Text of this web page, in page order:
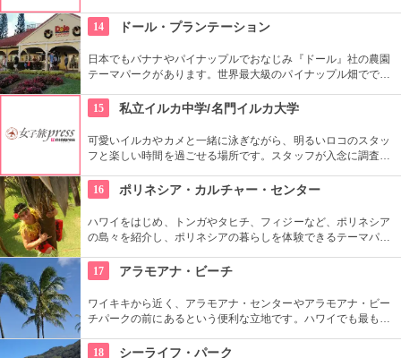
芝生エリアで無料のヨガレッスンも行っているので、初心者は
コチラもぜひ。
14 ドール・プランテーション
日本でもバナナやパイナップルでおなじみ『ドール』社の農園
テーマパークがあります。世界最大級のパイナップル畑ででき
めるアトラクションがあります。カワイイお土産もいっぱい。
15 私立イルカ中学/名門イルカ大学
可愛いイルカやカメと一緒に泳ぎながら、明るいロコのスタッ
フと楽しい時間を過ごせる場所です。スタッフが入念に調査す
やフラなどの“授業”もあります。“卒業”時の達成感は一緒の思い
出になりそうですね。
16 ポリネシア・カルチャー・センター
ハワイをはじめ、トンガやタヒチ、フィジーなど、ポリネシア
の島々を紹介し、ポリネシアの暮らしを体験できるテーマパー
の体験ができます。半日かけてじっくり楽しめます。
17 アラモアナ・ビーチ
ワイキキから近く、アラモアナ・センターやアラモアナ・ビー
チパークの前にあるという便利な立地です。ハワイでも最も美
はバーベキューやピクニックをしている人も見られます。
18 シーライフ・パーク